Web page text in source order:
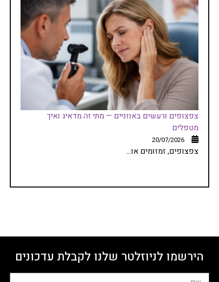
צפצופים ורעשים באוזניים — מתי זה מדאיג ואיך
מטפלים
20/07/2026
צפצופים, זמזומים או...
הירשמו לניוזלטר שלנו לקבלת עדכונים